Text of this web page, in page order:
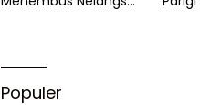
Sinergi
Populer